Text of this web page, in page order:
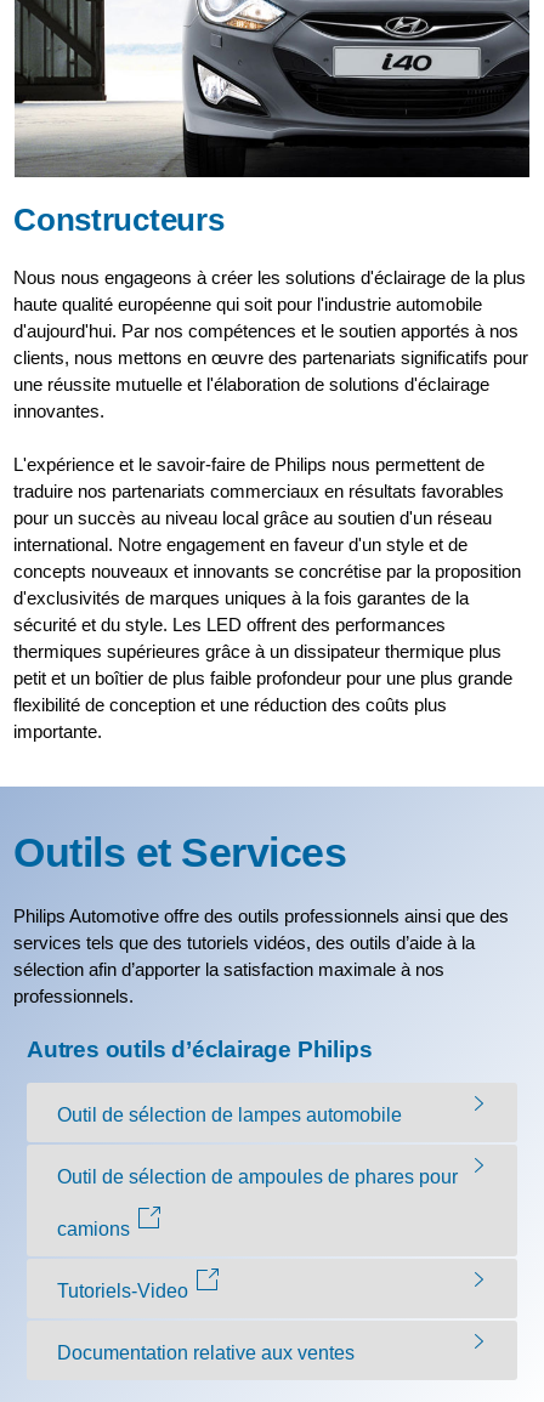
Constructeurs
Nous nous engageons à créer les solutions d'éclairage de la plus
haute qualité européenne qui soit pour l'industrie automobile
d'aujourd'hui. Par nos compétences et le soutien apportés à nos
clients, nous mettons en œuvre des partenariats significatifs pour
une réussite mutuelle et l'élaboration de solutions d'éclairage
innovantes.
L'expérience et le savoir-faire de Philips nous permettent de
traduire nos partenariats commerciaux en résultats favorables
pour un succès au niveau local grâce au soutien d'un réseau
international. Notre engagement en faveur d'un style et de
concepts nouveaux et innovants se concrétise par la proposition
d'exclusivités de marques uniques à la fois garantes de la
sécurité et du style. Les LED offrent des performances
thermiques supérieures grâce à un dissipateur thermique plus
petit et un boîtier de plus faible profondeur pour une plus grande
flexibilité de conception et une réduction des coûts plus
importante.
Outils et Services
Philips Automotive offre des outils professionnels ainsi que des
services tels que des tutoriels vidéos, des outils d’aide à la
sélection afin d’apporter la satisfaction maximale à nos
professionnels.
Autres outils d’éclairage Philips
Outil de sélection de lampes automobile
Outil de sélection de ampoules de phares pour
camions
Tutoriels-Video
Documentation relative aux ventes